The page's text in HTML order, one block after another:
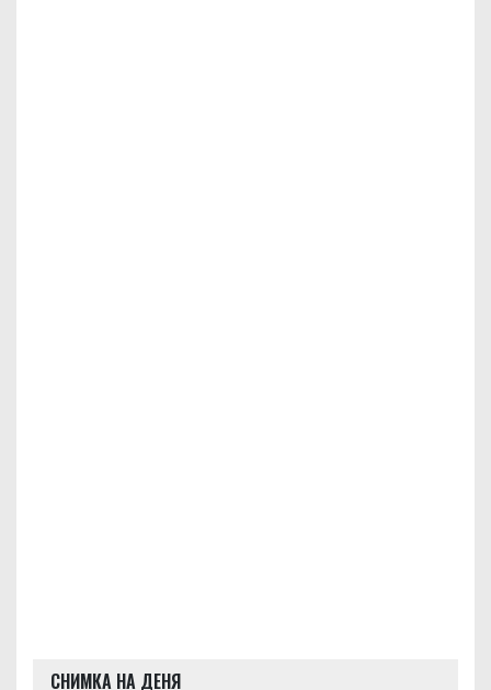
СНИМКА НА ДЕНЯ